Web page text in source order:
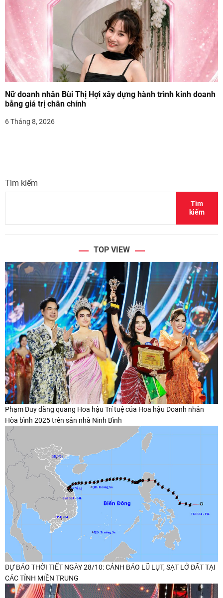
Nữ doanh nhân Bùi Thị Hợi xây dựng hành trình kinh doanh
bằng giá trị chân chính
6 Tháng 8, 2026
Tìm kiếm
Tìm
kiếm
TOP VIEW
Phạm Duy đăng quang Hoa hậu Trí tuệ của Hoa hậu Doanh nhân
Hòa bình 2025 trên sân nhà Ninh Bình
DỰ BÁO THỜI TIẾT NGÀY 28/10: CẢNH BÁO LŨ LỤT, SẠT LỞ ĐẤT TẠI
CÁC TỈNH MIỀN TRUNG